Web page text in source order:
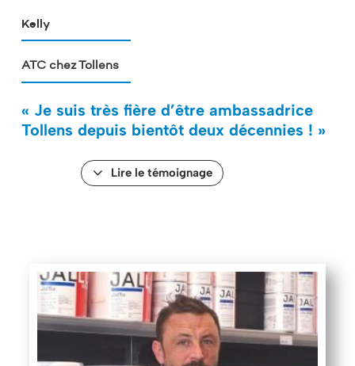
Kelly
ATC chez Tollens
« Je suis très fière d’être ambassadrice
Tollens depuis bientôt deux décennies ! »
Lire le témoignage